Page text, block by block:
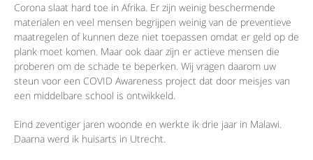
Corona slaat hard toe in Afrika. Er zijn weinig beschermende
materialen en veel mensen begrijpen weinig van de preventieve
maatregelen of kunnen deze niet toepassen omdat er geld op de
plank moet komen. Maar ook daar zijn er actieve mensen die
proberen om de schade te beperken. Wij vragen daarom uw
steun voor een COVID Awareness project dat door meisjes van
een middelbare school is ontwikkeld.
Eind zeventiger jaren woonde en werkte ik drie jaar in Malawi.
Daarna werd ik huisarts in Utrecht.